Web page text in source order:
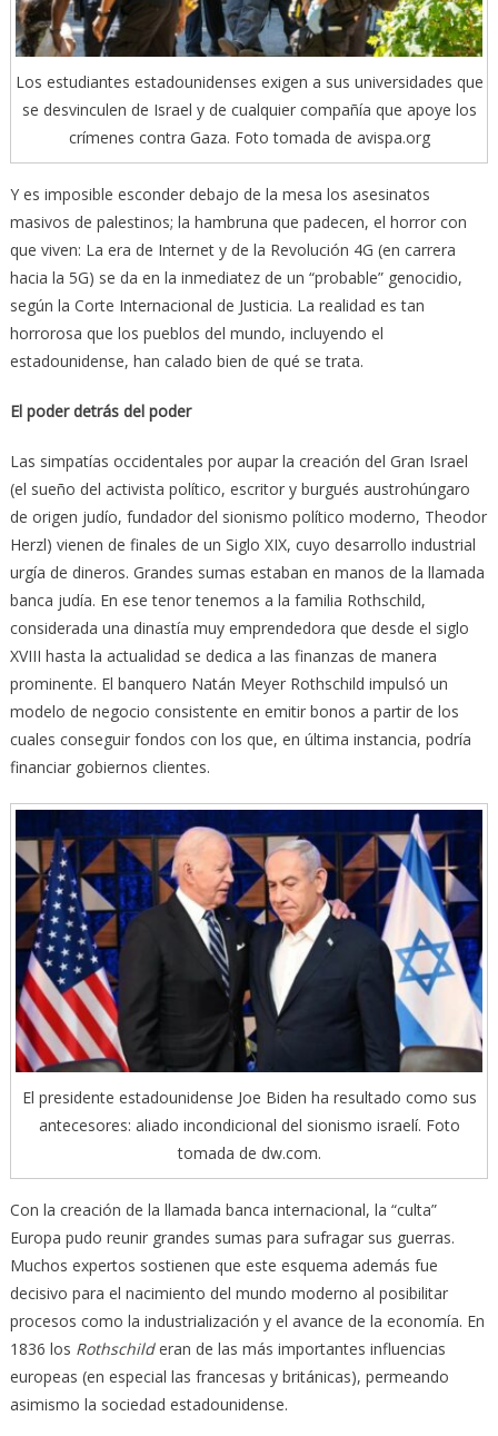
Los estudiantes estadounidenses exigen a sus universidades que
se desvinculen de Israel y de cualquier compañía que apoye los
crímenes contra Gaza. Foto tomada de avispa.org
Y es imposible esconder debajo de la mesa los asesinatos
masivos de palestinos; la hambruna que padecen, el horror con
que viven: La era de Internet y de la Revolución 4G (en carrera
hacia la 5G) se da en la inmediatez de un “probable” genocidio,
según la Corte Internacional de Justicia. La realidad es tan
horrorosa que los pueblos del mundo, incluyendo el
estadounidense, han calado bien de qué se trata.
El poder detrás del poder
Las simpatías occidentales por aupar la creación del Gran Israel
(el sueño del activista político, escritor y burgués austrohúngaro
de origen judío, fundador del sionismo político moderno, Theodor
Herzl) vienen de finales de un Siglo XIX, cuyo desarrollo industrial
urgía de dineros. Grandes sumas estaban en manos de la llamada
banca judía. En ese tenor tenemos a la familia Rothschild,
considerada una dinastía muy emprendedora que desde el siglo
XVIII hasta la actualidad se dedica a las finanzas de manera
prominente. El banquero Natán Meyer Rothschild impulsó un
modelo de negocio consistente en emitir bonos a partir de los
cuales conseguir fondos con los que, en última instancia, podría
financiar gobiernos clientes.
El presidente estadounidense Joe Biden ha resultado como sus
antecesores: aliado incondicional del sionismo israelí. Foto
tomada de dw.com.
Con la creación de la llamada banca internacional, la “culta”
Europa pudo reunir grandes sumas para sufragar sus guerras.
Muchos expertos sostienen que este esquema además fue
decisivo para el nacimiento del mundo moderno al posibilitar
procesos como la industrialización y el avance de la economía. En
1836 los Rothschilderan de las más importantes influencias
europeas (en especial las francesas y británicas), permeando
asimismo la sociedad estadounidense.